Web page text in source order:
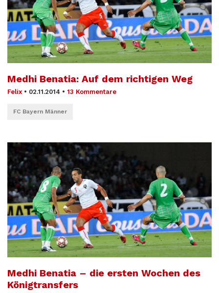
Medhi Benatia: Auf dem richtigen Weg
Felix • 02.11.2014 • 13 Kommentare
FC Bayern Männer
Medhi Benatia – die ersten Wochen des
Königtransfers